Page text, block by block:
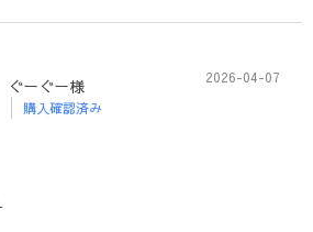
ぐーぐー様
購入確認済み
2026-04-07